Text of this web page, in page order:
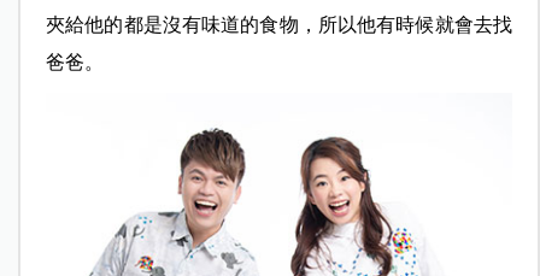
夾給他的都是沒有味道的食物，所以他有時候就會去找
爸爸。